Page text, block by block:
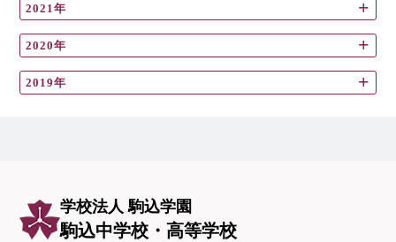
2021年
2020年
2019年
学校法人 駒込学園
駒込中学校・高等学校